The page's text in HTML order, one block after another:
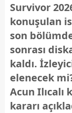
Survivor
konuşulan
son
sonrası
kaldı.
elenecek
Acun
kararı